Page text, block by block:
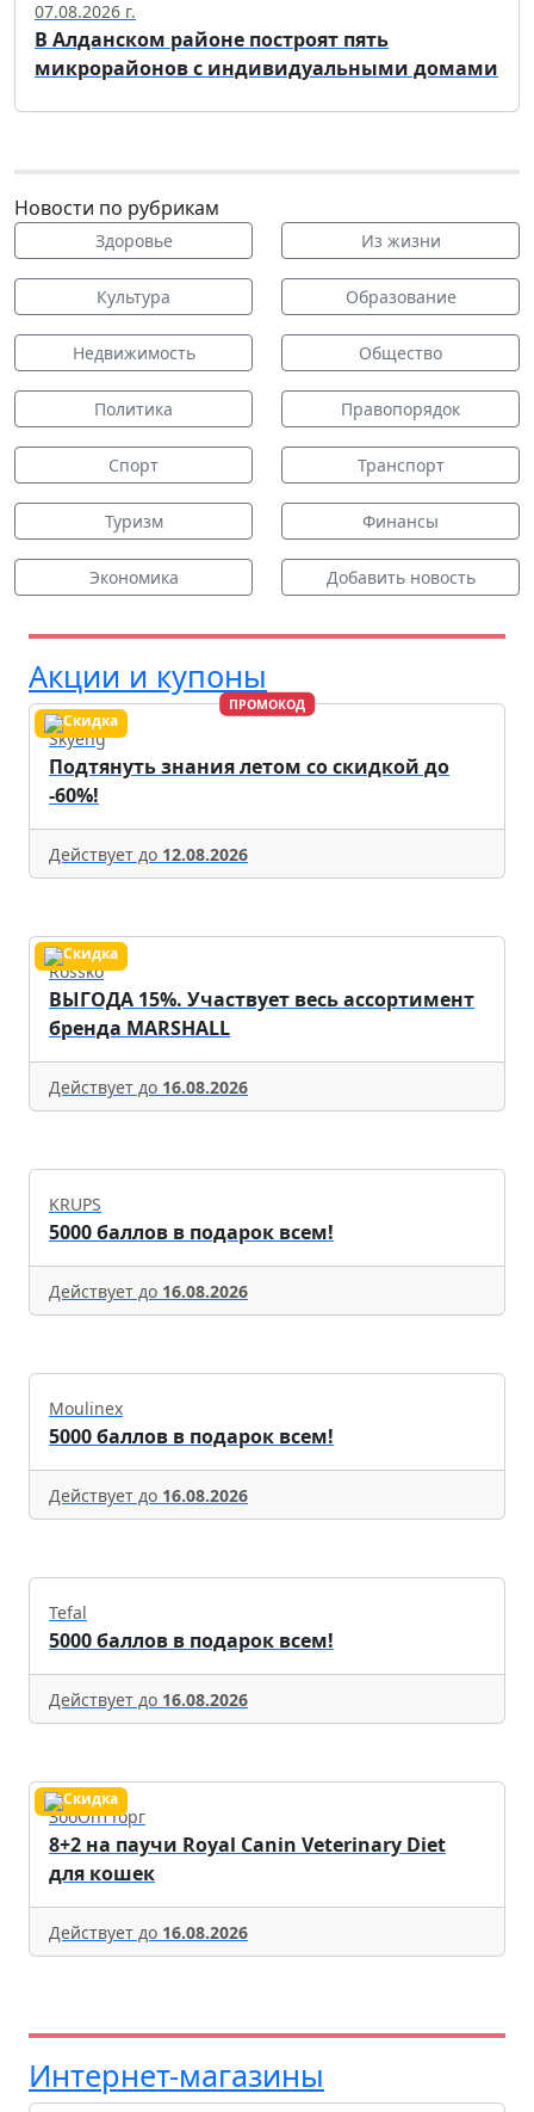
07.08.2026 г.
В Алданском районе построят пять
микрорайонов с индивидуальными домами
Новости по рубрикам
Здоровье Из жизни
Культура Образование
Недвижимость Общество
Политика Правопорядок
Спорт Транспорт
Туризм Финансы
Экономика Добавить новость
Акции и купоны
ПРОМОКОД
Skyeng
Подтянуть знания летом со скидкой до
-60%!
Действует до 12.08.2026
Rossko
ВЫГОДА 15%. Участвует весь ассортимент
бренда MARSHALL
Действует до 16.08.2026
KRUPS
5000 баллов в подарок всем!
Действует до 16.08.2026
Moulinex
5000 баллов в подарок всем!
Действует до 16.08.2026
Tefal
5000 баллов в подарок всем!
Действует до 16.08.2026
ЗооОптТорг
8+2 на паучи Royal Canin Veterinary Diet
для кошек
Действует до 16.08.2026
Интернет-магазины